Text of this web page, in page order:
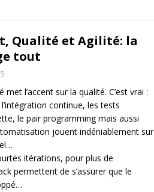
Qualité et Agilité: la
tout
5
l’accent sur la qualité. C’est vrai :
continue, les tests
le pair programming mais aussi
jouent indéniablement sur
itérations, pour plus de
permettent de s’assurer que le